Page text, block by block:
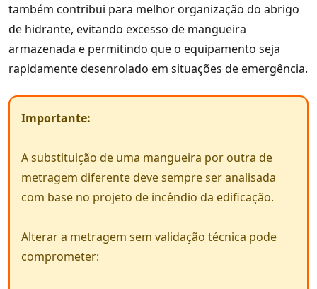
também contribui para melhor organização do abrigo
de hidrante, evitando excesso de mangueira
armazenada e permitindo que o equipamento seja
rapidamente desenrolado em situações de emergência.
Importante:
A substituição de uma mangueira por outra de
metragem diferente deve sempre ser analisada
com base no projeto de incêndio da edificação.
Alterar a metragem sem validação técnica pode
comprometer: